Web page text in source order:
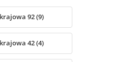
92 (9)
42 (4)